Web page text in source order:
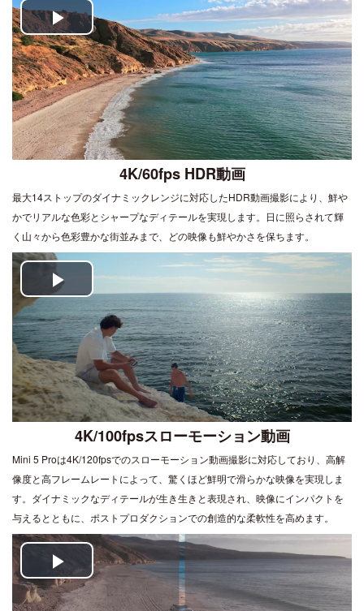
Play
Video
4K/60fps HDR動画
最大14ストップのダイナミックレンジに対応したHDR動画撮影により、鮮や
かでリアルな色彩とシャープなディテールを実現します。日に照らされて輝
く山々から色彩豊かな街並みまで、どの映像も鮮やかさを保ちます。
Play
Video
4K/100fpsスローモーション動画
Mini 5 Proは4K/120fpsでのスローモーション動画撮影に対応しており、高解
像度と高フレームレートによって、驚くほど鮮明で滑らかな映像を実現しま
す。ダイナミックなディテールが生き生きと表現され、映像にインパクトを
与えるとともに、ポストプロダクションでの創造的な柔軟性を高めます。
Play